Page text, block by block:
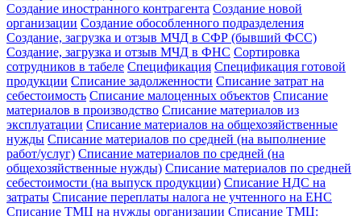
Создание иностранного контрагента Создание новой
организации Создание обособленного подразделения
Создание, загрузка и отзыв МЧД в СФР (бывший ФСС)
Создание, загрузка и отзыв МЧД в ФНС Сортировка
сотрудников в табеле Спецификация Спецификация готовой
продукции Списание задолженности Списание затрат на
себестоимость Списание малоценных объектов Списание
материалов в производство Списание материалов из
эксплуатации Списание материалов на общехозяйственные
нужды Списание материалов по средней (на выполнение
работ/услуг) Списание материалов по средней (на
общехозяйственные нужды) Списание материалов по средней
себестоимости (на выпуск продукции) Списание НДС на
затраты Списание переплаты налога не учтенного на ЕНС
Списание ТМЦ на нужды организации Списание ТМЦ: